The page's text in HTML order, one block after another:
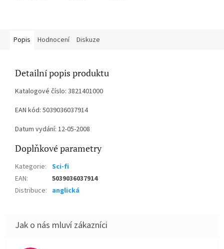
Popis Hodnocení Diskuze
Detailní popis produktu
Katalogové číslo: 3821401000
EAN kód: 5039036037914
Datum vydání: 12-05-2008
Doplňkové parametry
Kategorie: Sci-fi
EAN:
5039036037914
Distribuce: anglická